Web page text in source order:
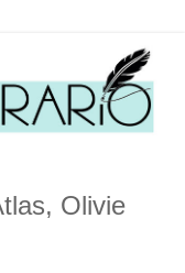
Olivie